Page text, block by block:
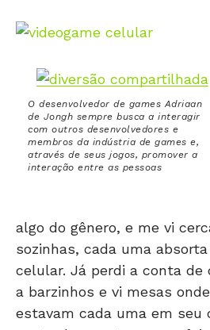
O desenvolvedor de games Adriaan
de Jongh sempre busca a interagir
com outros desenvolvedores e
membros da indústria de games e,
através de seus jogos, promover a
interação entre as pessoas
algo do gênero, e me vi
sozinhas, cada uma
celular. Já perdi a conta de
a barzinhos e vi mesas
estavam cada uma em seu